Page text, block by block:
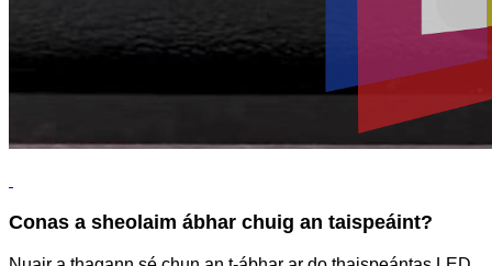
Conas a sheolaim ábhar chuig an taispeáint?